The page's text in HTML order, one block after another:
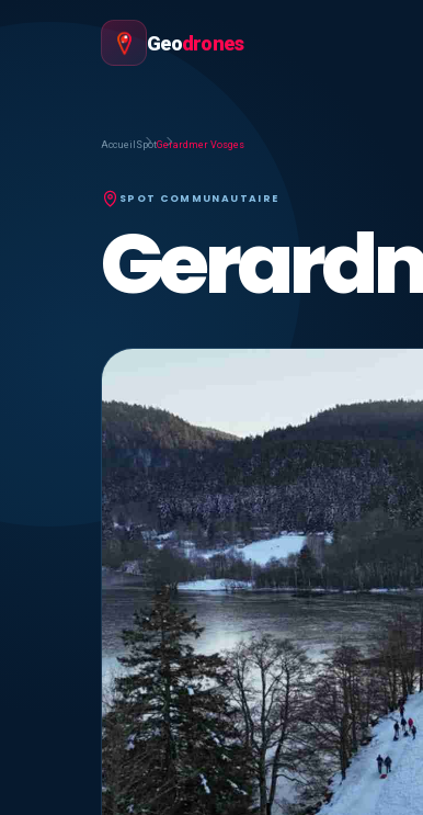
Geodrones
Accueil SpotGerardmer Vosges
SPOT COMMUNAUTAIRE